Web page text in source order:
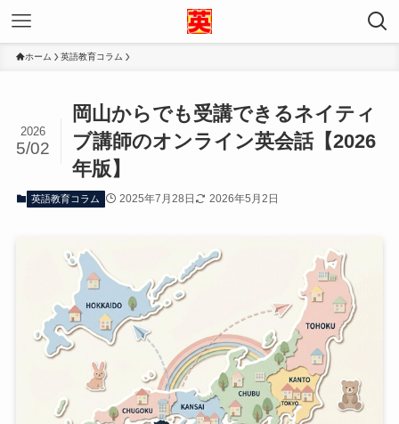
ホーム 英語教育コラム
岡山からでも受講できるネイティ
ブ講師のオンライン英会話【2026
年版】
2026
5/02
英語教育コラム 2025年7月28日 2026年5月2日